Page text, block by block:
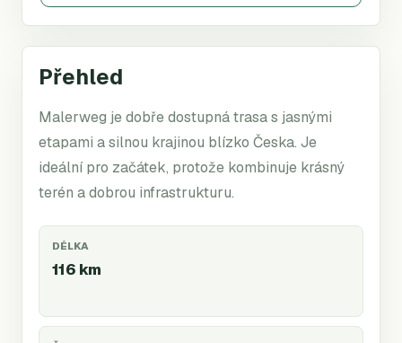
Přehled
Malerweg je dobře dostupná trasa s jasnými
etapami a silnou krajinou blízko Česka. Je
ideální pro začátek, protože kombinuje krásný
terén a dobrou infrastrukturu.
DÉLKA
116 km